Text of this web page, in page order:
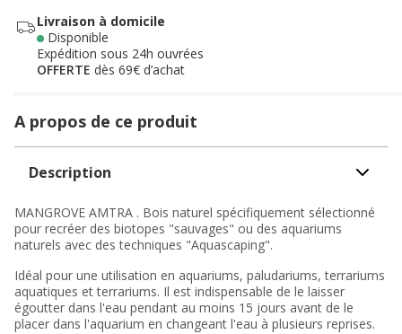
Livraison à domicile
Disponible
Expédition sous 24h ouvrées
OFFERTE dès 69€ d’achat
A propos de ce produit
Description
MANGROVE AMTRA . Bois naturel spécifiquement sélectionné
pour recréer des biotopes "sauvages" ou des aquariums
naturels avec des techniques "Aquascaping".
Idéal pour une utilisation en aquariums, paludariums, terrariums
aquatiques et terrariums. Il est indispensable de le laisser
égoutter dans l'eau pendant au moins 15 jours avant de le
placer dans l'aquarium en changeant l'eau à plusieurs reprises.